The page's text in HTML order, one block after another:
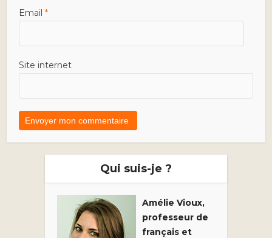
Email*
Site internet
Qui suis-je ?
Amélie Vioux,
professeur de
français et